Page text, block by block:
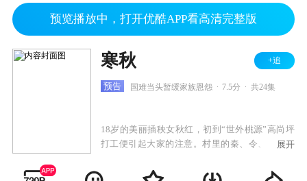
预览播放中，打开优酷APP看高清完整版
寒秋 +追
预告 国难当头暂缓家族恩怨 7.5分 共24集
18岁的美丽插秧女秋红，初到“世外桃源”高尚坪
打工便引起大家的注意。村里的秦、令、黄三大
争愈演愈烈。日本鬼子进村后，在国仇家恨面
展开